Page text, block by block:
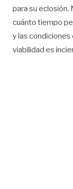
para su
cuánto tiempo
y las condiciones
viabilidad es